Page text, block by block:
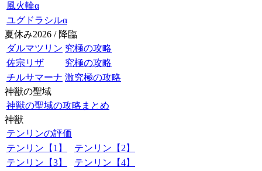
風火輪α
ユグドラシルα
夏休み2026 / 降臨
ダルマツリン 究極の攻略
佐宗リザ
究極の攻略
チルサマーナ 激究極の攻略
神獣の聖域
神獣の聖域の攻略まとめ
神獣
テンリンの評価
テンリン【1】
テンリン【2】
テンリン【3】
テンリン【4】